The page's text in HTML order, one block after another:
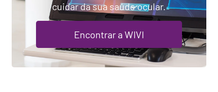
cuidar da sua saúde ocular.
Encontrar a WIVI